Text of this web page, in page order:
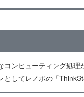
コンピューティング処
としてレノボの「